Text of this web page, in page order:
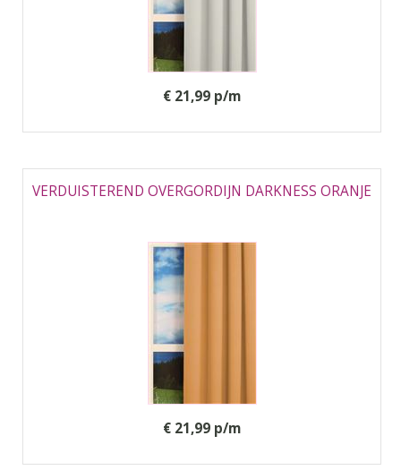
€ 21,99 p/m
VERDUISTEREND OVERGORDIJN DARKNESS ORANJE
€ 21,99 p/m